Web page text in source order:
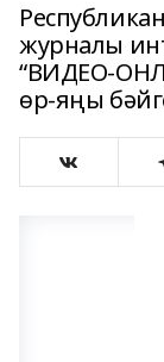
журналы
“ВИДЕО-
өр-яңы